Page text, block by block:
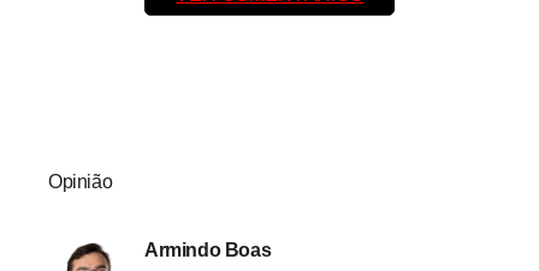
Opinião
Armindo Boas